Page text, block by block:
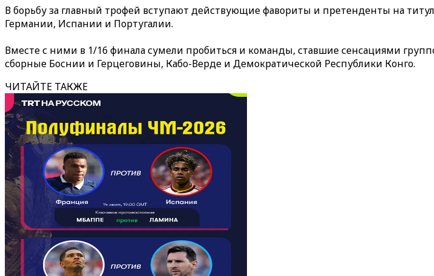
В борьбу за главный трофей вступают действующие фавориты и претенденты на
Германии, Испании и Португалии.
Вместе с ними в 1/16 финала сумели пробиться и команды, ставшие сенсациями
сборные Боснии и Герцеговины, Кабо-Верде и Демократической Республики Конго.
ЧИТАЙТЕ ТАКЖЕ